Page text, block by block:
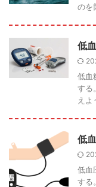
のを
低
低血
する
えよ
低
低血
する